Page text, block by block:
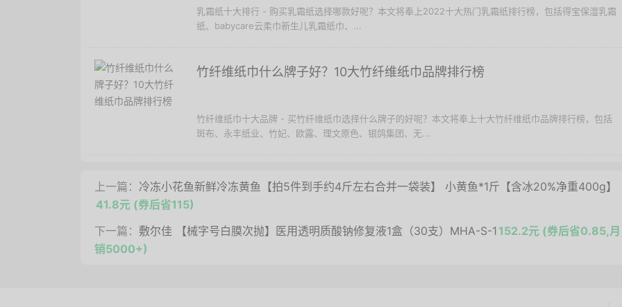
乳霜纸十大排行 - 购买乳霜纸选择哪款好呢？本文将奉上2022十大热门乳霜纸排行榜，包括得宝保湿乳霜
纸、babycare云柔巾新生儿乳霜纸巾、...
竹纤维纸巾什么牌子好？10大竹纤维纸巾品牌排行榜
竹纤维纸巾十大品牌 - 买竹纤维纸巾选择什么牌子的好呢？本文将奉上十大竹纤维纸巾品牌排行榜，包括
斑布、永丰纸业、竹妃、欧露、理文原色、银鸽集团、无...
上一篇： 冷冻小花鱼新鲜冷冻黄鱼【拍5件到手约4斤左右合并一袋装】 小黄鱼*1斤【含冰20%净重400g】
41.8元 (券后省115)
下一篇： 敷尔佳 【械字号白膜次抛】医用透明质酸钠修复液1盒（30支）MHA-S-1 152.2元 (券后省0.85,月
销5000+)